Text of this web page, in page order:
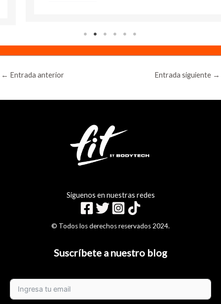
← Entrada anterior Entrada siguiente →
Siguenos en nuestras redes
© Todos los derechos reservados 2024.
Suscríbete a nuestro blog